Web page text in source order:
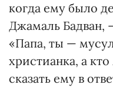
когда ему было
Джамаль Бадван,
«Папа, ты —
христианка, а кто
сказать ему в